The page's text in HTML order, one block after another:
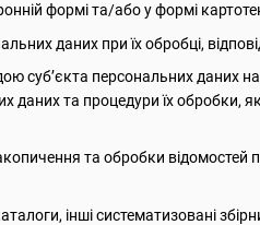
формі та/або у формі
даних при їх обробці,
суб’єкта персональних даних
даних та процедури їх обробки,
та обробки відомостей
інші систематизовані